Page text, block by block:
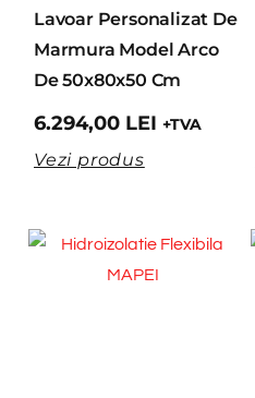
Lavoar Personalizat De
Marmura Model Arco
De 50x80x50 Cm
6.294,00 LEI +TVA
Vezi produs